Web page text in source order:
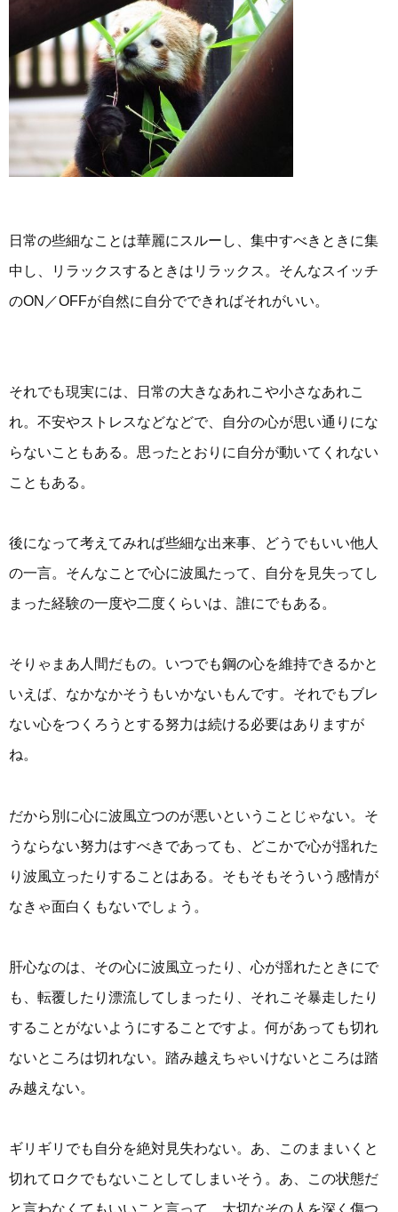
日常の些細なことは華麗にスルーし、集中すべきときに集
中し、リラックスするときはリラックス。そんなスイッチ
のON／OFFが自然に自分でできればそれがいい。
それでも現実には、日常の大きなあれこや小さなあれこ
れ。不安やストレスなどなどで、自分の心が思い通りにな
らないこともある。思ったとおりに自分が動いてくれない
こともある。
後になって考えてみれば些細な出来事、どうでもいい他人
の一言。そんなことで心に波風たって、自分を見失ってし
まった経験の一度や二度くらいは、誰にでもある。
そりゃまあ人間だもの。いつでも鋼の心を維持できるかと
いえば、なかなかそうもいかないもんです。それでもブレ
ない心をつくろうとする努力は続ける必要はありますが
ね。
だから別に心に波風立つのが悪いということじゃない。そ
うならない努力はすべきであっても、どこかで心が揺れた
り波風立ったりすることはある。そもそもそういう感情が
なきゃ面白くもないでしょう。
肝心なのは、その心に波風立ったり、心が揺れたときにで
も、転覆したり漂流してしまったり、それこそ暴走したり
することがないようにすることですよ。何があっても切れ
ないところは切れない。踏み越えちゃいけないところは踏
み越えない。
ギリギリでも自分を絶対見失わない。あ、このままいくと
切れてロクでもないことしてしまいそう。あ、この状態だ
と言わなくてもいいこと言って、大切なその人を深く傷つ